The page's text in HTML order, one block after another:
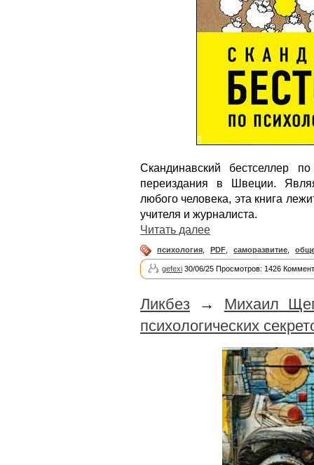
Скандинавский бестселлер
переиздания в Швеции.
любого человека, эта книга
учителя и журналиста.
Читать далее
психология PDF саморазвитие
gefexi 30/06/25 Просмотров: 1426
Ликбез → Михаил
психологических